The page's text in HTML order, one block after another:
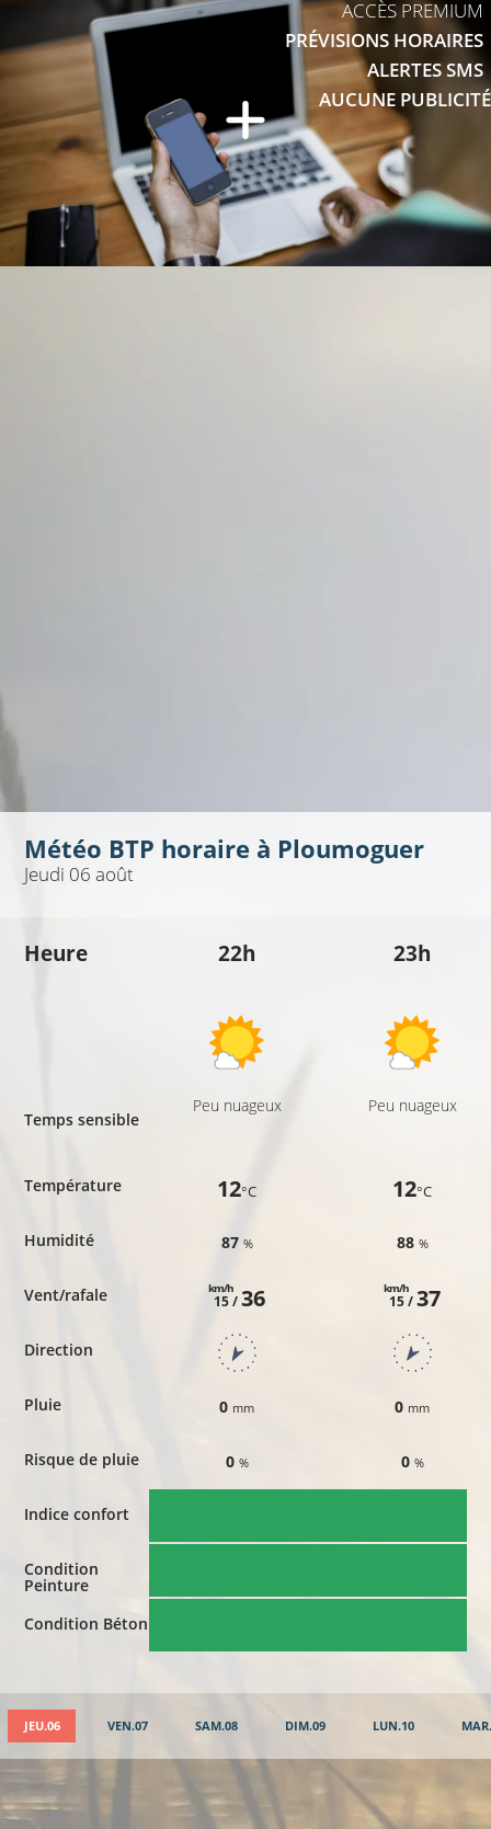
ACCÈS PREMIUM
PRÉVISIONS HORAIRES
ALERTES SMS
AUCUNE PUBLICITÉ
Météo BTP horaire à Ploumoguer
Jeudi 06 août
Heure
Temps sensible
Température
Humidité
Vent/rafale
Direction
Pluie
Risque de pluie
Indice confort
Condition
Peinture
Condition Béton
22h
Peu nuageux
12°C
87 %
15 /
km/h 36
0 mm
0 %
23h
Peu nuageux
12°C
88 %
15 /
km/h 37
0 mm
0 %
JEU.06 VEN.07 SAM.08 DIM.09 LUN.10